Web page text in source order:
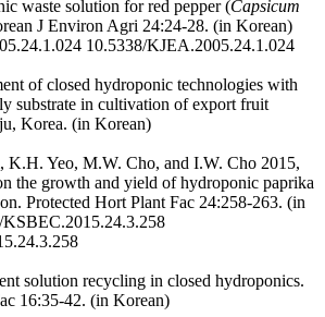
waste solution for red pepper (Capsicum
J Environ Agri 24:24-28. (in Korean)
10.5338/KJEA.2005.24.1.024
of closed hydroponic technologies with
substrate in cultivation of export fruit
Korea. (in Korean)
K.H. Yeo, M.W. Cho, and I.W. Cho 2015,
the growth and yield of hydroponic paprika
Protected Hort Plant Fac 24:258-263. (in
solution recycling in closed hydroponics.
16:35-42. (in Korean)